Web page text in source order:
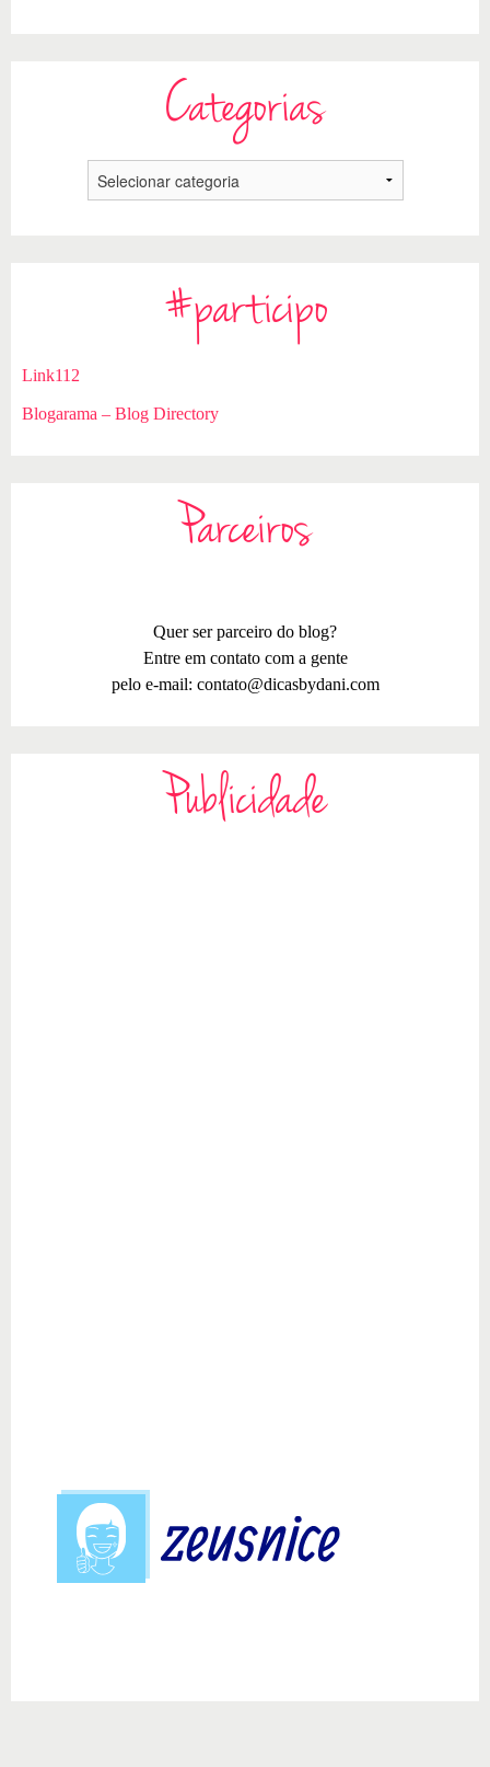
Categorias
#participo
Link112
Blogarama – Blog Directory
Parceiros
Quer ser parceiro do blog?
Entre em contato com a gente
pelo e-mail: contato@dicasbydani.com
Publicidade